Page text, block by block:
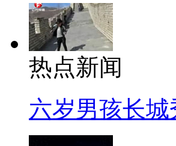
热点新闻
六岁男孩长